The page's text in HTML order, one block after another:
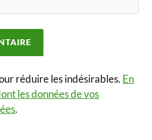
réduire les indésirables. En
les données de vos
.